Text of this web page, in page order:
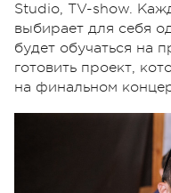
Studio, TV-show.
выбирает для себя
будет обучаться на
готовить проект,
на финальном